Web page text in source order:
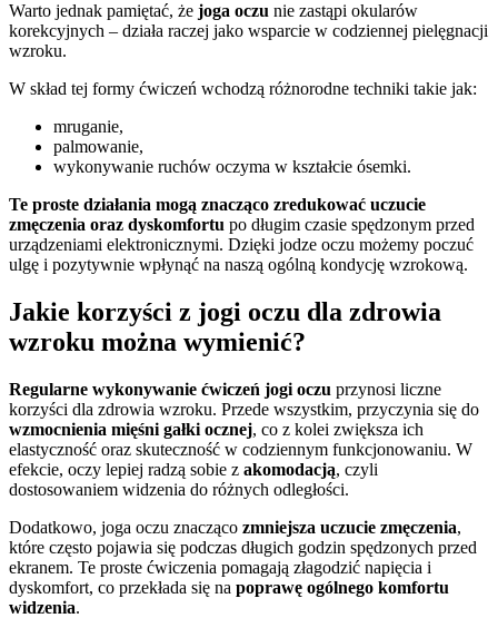
Warto jednak pamiętać, że joga oczu nie zastąpi okularów
korekcyjnych – działa raczej jako wsparcie w codziennej pielęgnacji
wzroku.
W skład tej formy ćwiczeń wchodzą różnorodne techniki takie jak:
mruganie,
palmowanie,
wykonywanie ruchów oczyma w kształcie ósemki.
Te proste działania mogą znacząco zredukować uczucie
zmęczenia oraz dyskomfortu po długim czasie spędzonym przed
urządzeniami elektronicznymi. Dzięki jodze oczu możemy poczuć
ulgę i pozytywnie wpłynąć na naszą ogólną kondycję wzrokową.
Jakie korzyści z jogi oczu dla zdrowia
wzroku można wymienić?
Regularne wykonywanie ćwiczeń jogi oczu przynosi liczne
korzyści dla zdrowia wzroku. Przede wszystkim, przyczynia się do
wzmocnienia mięśni gałki ocznej, co z kolei zwiększa ich
elastyczność oraz skuteczność w codziennym funkcjonowaniu. W
efekcie, oczy lepiej radzą sobie z akomodacją, czyli
dostosowaniem widzenia do różnych odległości.
Dodatkowo, joga oczu znacząco zmniejsza uczucie zmęczenia,
które często pojawia się podczas długich godzin spędzonych przed
ekranem. Te proste ćwiczenia pomagają złagodzić napięcia i
dyskomfort, co przekłada się na poprawę ogólnego komfortu
widzenia.